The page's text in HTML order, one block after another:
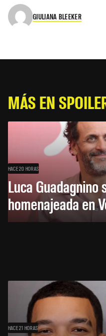
GIULIANA BLEEKER
MÁS EN
HACE 20 HORAS
Luca Guadagnino
homenajeada en
HACE 21 HORAS